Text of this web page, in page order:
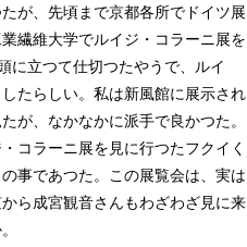
が、先頃まで京都各所でドイツ展
繊維大学でルイジ・コラーニ展を
に立つて仕切つたやうで、ルイ
たらしい。私は新風館に展示され
が、なかなかに派手で良かつた。
コラーニ展を見に行つたフクイく
事であつた。この展覧会は、実は
ら成宮観音さんもわざわざ見に来